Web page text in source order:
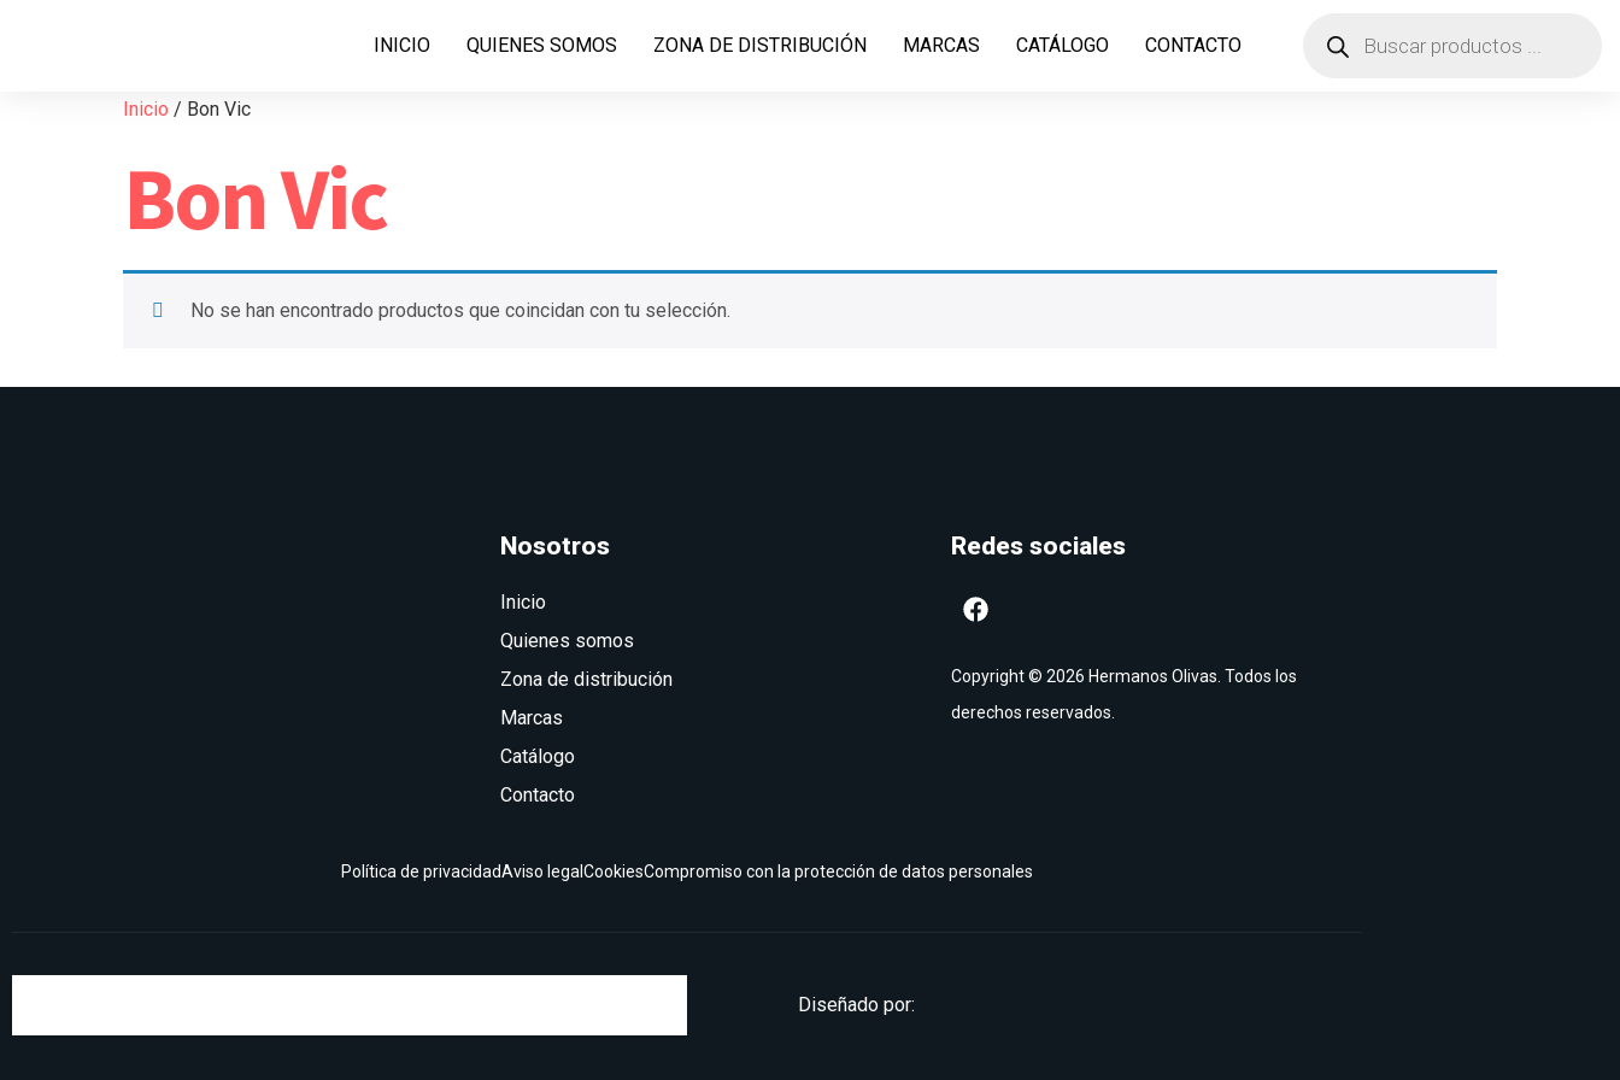
INICIO QUIENES SOMOS ZONA DE DISTRIBUCIÓN MARCAS CATÁLOGO CONTACTO
Inicio / Bon Vic
Bon Vic
No se han encontrado productos que coincidan con tu selección.
Nosotros
Inicio
Quienes somos
Zona de distribución
Marcas
Catálogo
Contacto
Redes sociales
Copyright © 2026 Hermanos Olivas. Todos los
derechos reservados.
Política de privacidadAviso legal CookiesCompromiso con la protección de datos personales
Diseñado por: